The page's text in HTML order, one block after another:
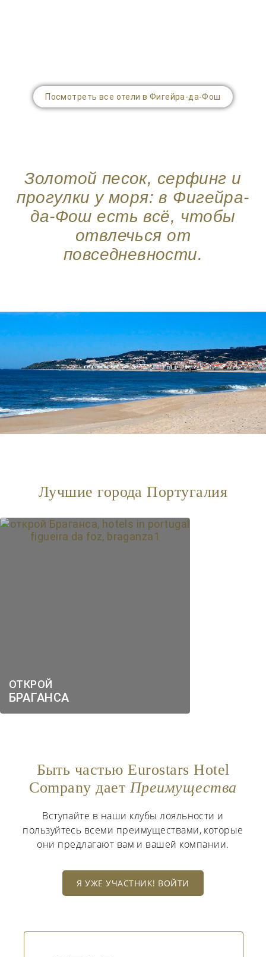
Посмотреть все отели в Фигейра-да-Фош
Золотой песок, серфинг и
прогулки у моря: в Фигейра-
да-Фош есть всё, чтобы
отвлечься от
повседневности.
Лучшие города Португалия
ОТКРОЙ
БРАГАНСА
Быть частью Eurostars Hotel
Company дает Преимущества
Вступайте в наши клубы лояльности и
пользуйтесь всеми преимуществами, которые
они предлагают вам и вашей компании.
Я УЖЕ УЧАСТНИК! ВОЙТИ